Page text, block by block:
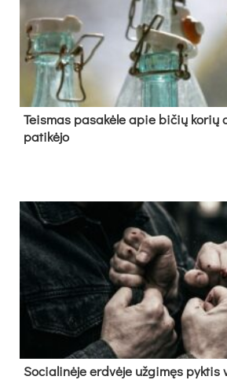
Teis­mas pa­sa­kė­le apie bi­čių ko­rių
pa­ti­kė­jo
So­cia­li­nė­je erd­vė­je už­gi­męs pyk­tis